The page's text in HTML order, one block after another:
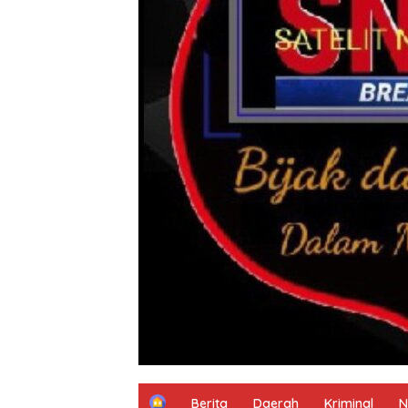
H
Berita Daerah Kriminal